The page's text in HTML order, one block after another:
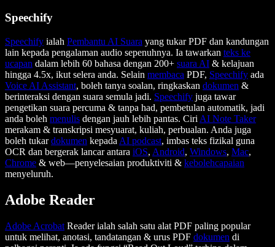
Speechify
Speechify ialah Pembantu AI Suara yang tukar PDF dan kandungan
lain kepada pengalaman audio sepenuhnya. Ia tawarkan teks ke
ucapan dalam lebih 60 bahasa dengan 200+ suara AI & kelajuan
hingga 4.5x, ikut selera anda. Selain membaca PDF, Speechify ada
Voice AI Assistant, boleh tanya soalan, ringkaskan dokumen &
berinteraksi dengan suara semula jadi. Speechify juga tawar
pengetikan suara percuma & tanpa had, pembetulan automatik, jadi
anda boleh menulis dengan jauh lebih pantas. Ciri AI Note Taker
merakam & transkripsi mesyuarat, kuliah, perbualan. Anda juga
boleh tukardokumen kepada AI podcast, imbas teks fizikal guna
OCR dan bergerak lancar antara iOS, Android, Windows, Mac,
Chrome & web—penyelesaian produktiviti & kebolehcapaian
menyeluruh.
Adobe Reader
Adobe Acrobat Reader ialah salah satu alat PDF paling popular
untuk melihat, anotasi, tandatangan & urus PDF dokumen di